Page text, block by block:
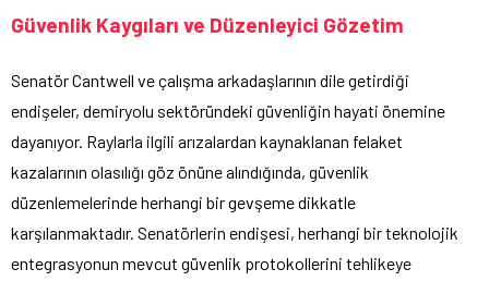
Güvenlik Kaygıları ve Düzenleyici Gözetim
Senatör Cantwell ve çalışma arkadaşlarının dile getirdiği
endişeler, demiryolu sektöründeki güvenliğin hayati önemine
dayanıyor. Raylarla ilgili arızalardan kaynaklanan felaket
kazalarının olasılığı göz önüne alındığında, güvenlik
düzenlemelerinde herhangi bir gevşeme dikkatle
karşılanmaktadır. Senatörlerin endişesi, herhangi bir teknolojik
entegrasyonun mevcut güvenlik protokollerini tehlikeye